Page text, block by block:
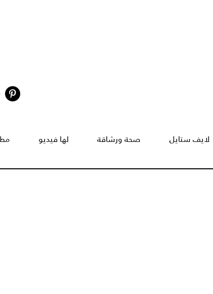
لايف ستايل صحة ورشاقة لها فيديو